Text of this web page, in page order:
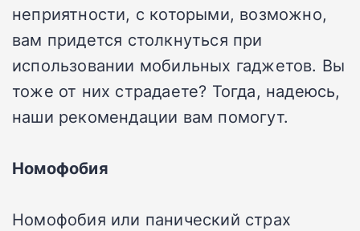
неприятности, с которыми, возможно,
вам придется столкнуться при
использовании мобильных гаджетов. Вы
тоже от них страдаете? Тогда, надеюсь,
наши рекомендации вам помогут.
Номофобия
Номофобия или панический страх